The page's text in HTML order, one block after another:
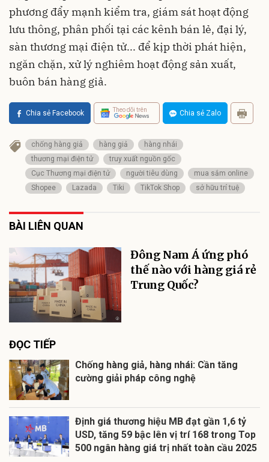
phương đẩy mạnh kiểm tra, giám sát hoạt động
lưu thông, phân phối tại các kênh bán lẻ, đại lý,
sàn thương mại điện tử... để kịp thời phát hiện,
ngăn chặn, xử lý nghiêm hoạt động sản xuất,
buôn bán hàng giả.
Chia sẻ Facebook Theo dõi trên Chia sẻ Zalo
chống hàng giả hàng giả
hàng nhái
thương mại điện tử
truy xuất nguồn gốc
Cục Thương mại điện tử
người tiêu dùng
mua sắm online
Shopee
Lazada Tiki TikTok Shop sở hữu trí tuệ
BÀI LIÊN QUAN
Đông Nam Á ứng phó
thế nào với hàng giá rẻ
Trung Quốc?
ĐỌC TIẾP
Chống hàng giả, hàng nhái: Cần tăng
cường giải pháp công nghệ
Định giá thương hiệu MB đạt gần 1,6 tỷ
USD, tăng 59 bậc lên vị trí 168 trong Top
500 ngân hàng giá trị nhất toàn cầu 2025